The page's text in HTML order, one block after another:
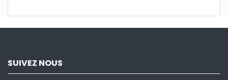
SUIVEZ NOUS